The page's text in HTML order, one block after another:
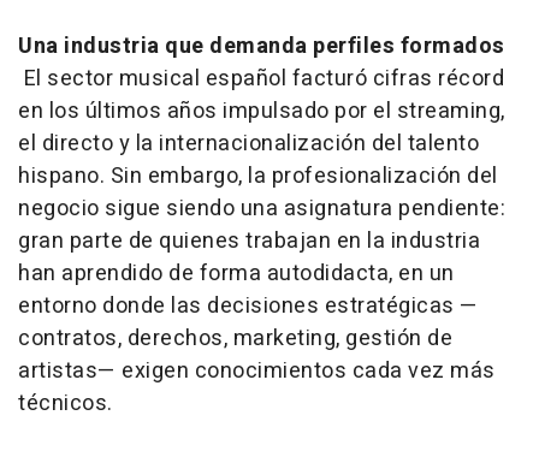
Una industria que demanda perfiles formados
El sector musical español facturó cifras récord
en los últimos años impulsado por el streaming,
el directo y la internacionalización del talento
hispano. Sin embargo, la profesionalización del
negocio sigue siendo una asignatura pendiente:
gran parte de quienes trabajan en la industria
han aprendido de forma autodidacta, en un
entorno donde las decisiones estratégicas —
contratos, derechos, marketing, gestión de
artistas— exigen conocimientos cada vez más
técnicos.